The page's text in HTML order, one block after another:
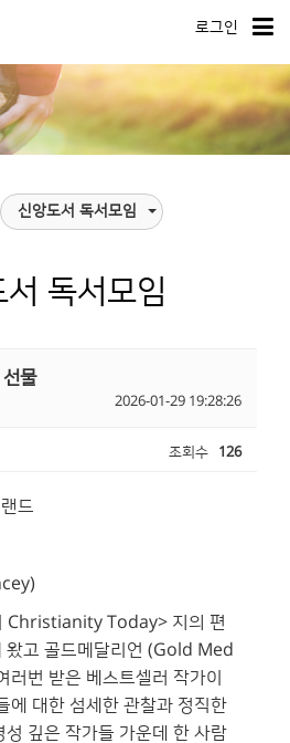
로그인
신앙도서 독서모임
독서모임
물
2026-01-29 19:28:26
조회수 126
드
Christianity Today> 지의 편
왔고 골드메달리언 (Gold Med
번 받은 베스트셀러 작가이
에 대한 섬세한 관찰과 정직한
성 깊은 작가들 가운데 한 사람